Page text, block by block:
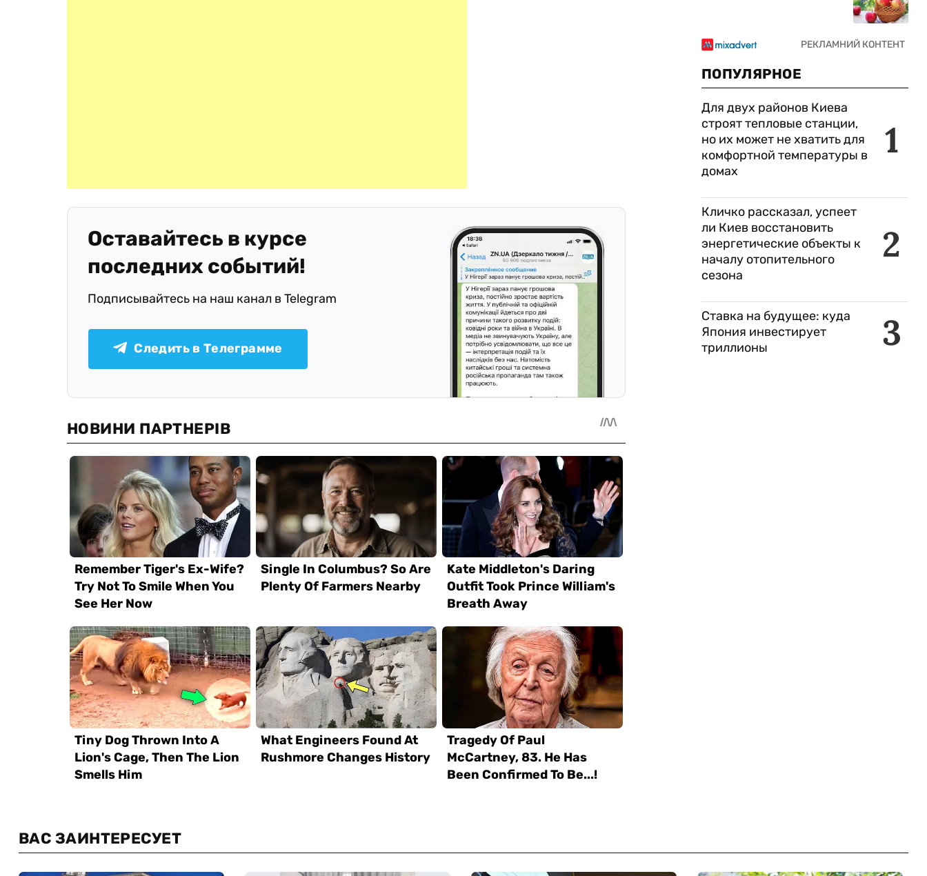
Оставайтесь в курсе
последних событий!
Подписывайтесь на наш канал в Telegram
Следить в Телеграмме
ПОПУЛЯРНОЕ
1
Для двух районов Киева
строят тепловые станции,
но их может не хватить для
комфортной температуры в
домах
2
Кличко рассказал, успеет
ли Киев восстановить
энергетические объекты к
началу отопительного
сезона
3
Ставка на будущее: куда
Япония инвестирует
триллионы
ВАС ЗАИНТЕРЕСУЕТ